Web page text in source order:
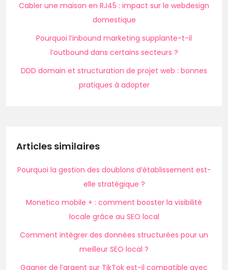
Cabler une maison en RJ45 : impact sur le webdesign
domestique
Pourquoi l’inbound marketing supplante-t-il
l’outbound dans certains secteurs ?
DDD domain et structuration de projet web : bonnes
pratiques à adopter
Articles similaires
Pourquoi la gestion des doublons d’établissement est-
elle stratégique ?
Monetico mobile + : comment booster la visibilité
locale grâce au SEO local
Comment intégrer des données structurées pour un
meilleur SEO local ?
Gagner de l’argent sur TikTok est-il compatible avec